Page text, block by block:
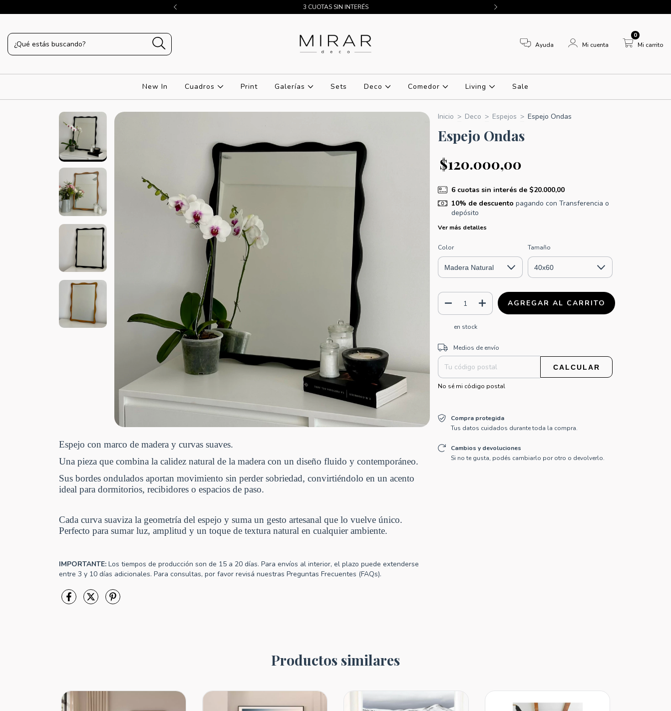
3 CUOTAS SIN INTERÉS
Ayuda Mi cuenta Mi carrito
0
New In Cuadros Print Galerías Sets Deco Comedor Living Sale
Espejo con marco de madera y curvas suaves.
Una pieza que combina la calidez natural de la madera con un diseño fluido y contemporáneo.
Sus bordes ondulados aportan movimiento sin perder sobriedad, convirtiéndolo en un acento
ideal para dormitorios, recibidores o espacios de paso.
Cada curva suaviza la geometría del espejo y suma un gesto artesanal que lo vuelve único.
Perfecto para sumar luz, amplitud y un toque de textura natural en cualquier ambiente.
IMPORTANTE: Los tiempos de producción son de 15 a 20 días. Para envíos al interior, el plazo puede extenderse
entre 3 y 10 días adicionales. Para consultas, por favor revisá nuestras Preguntas Frecuentes (FAQs).
Inicio > Deco > Espejos > Espejo Ondas
Espejo Ondas
$120.000,00
6 cuotas sin interés de $20.000,00
10% de descuento pagando con Transferencia o
depósito
Ver más detalles
Color Tamaño
en stock
Entregas para el CP:
Medios de envío
CALCULAR
No sé mi código postal
Compra protegida
Tus datos cuidados durante toda la compra.
Cambios y devoluciones
Si no te gusta, podés cambiarlo por otro o devolverlo.
Productos similares